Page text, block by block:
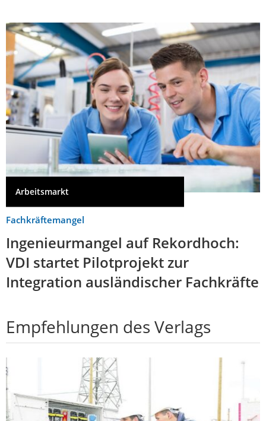
Arbeitsmarkt
Fachkräftemangel
Ingenieurmangel auf Rekordhoch:
VDI startet Pilotprojekt zur
Integration ausländischer Fachkräfte
Empfehlungen des Verlags